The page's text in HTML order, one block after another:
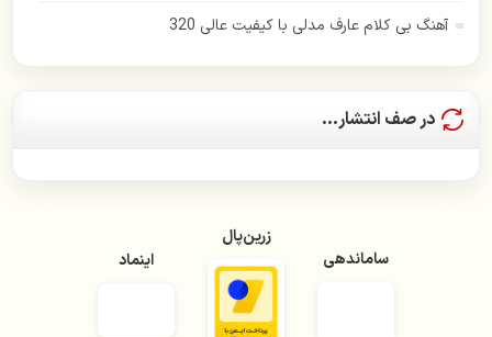
سالار عقیلی
سیمین غانم
آهنگ بی کلام عارف مدلی با کیفیت عالی 320
در صف انتشار...
ساماندهی
زرین‌پال
اینماد